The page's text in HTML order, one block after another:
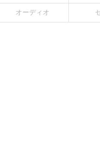
オーディオ